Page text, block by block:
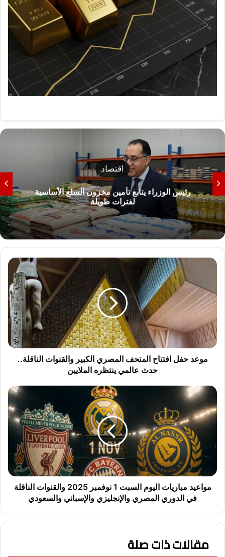
اقتصاد
رئيس الوزراء يتابع تأمين مخزون السلع الأساسية
لفترات طويلة
موعد
افتتاح
المتحف
المصري
الكبير
والقنوات
الناقلة..
حدث
عالمي
موعد حفل افتتاح المتحف المصري الكبير والقنوات الناقلة..
حدث عالمي ينتظره الملايين
مواعيد
مباريات
اليوم
السبت
نوفمبر
2025
والقنوات
الناقلة
في
الدوري
والإنجليزي
والسعودي
مواعيد مباريات اليوم السبت 1 نوفمبر 2025 والقنوات الناقلة
في الدوري المصري والإنجليزي والإسباني والسعودي
مقالات ذات صلة